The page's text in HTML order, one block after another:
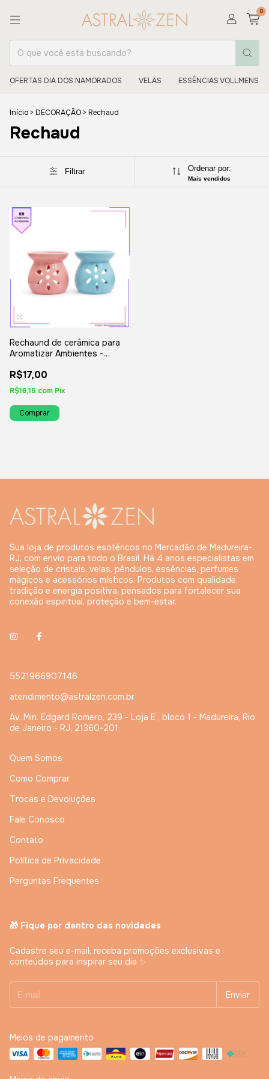
0
OFERTAS DIA DOS NAMORADOS VELAS ESSÊNCIAS VOLLMENS
Início > DECORAÇÃO > Rechaud
Rechaud
Filtrar Ordenar por:
Mais vendidos
Rechaund de cerâmica para
Aromatizar Ambientes -
Essências
R$17,00
R$16,15 com Pix
Comprar
Sua loja de produtos esotéricos no Mercadão de Madureira-
RJ, com envio para todo o Brasil. Há 4 anos especialistas em
seleção de cristais, velas, pêndulos, essências, perfumes
mágicos e acessórios místicos. Produtos com qualidade,
tradição e energia positiva, pensados para fortalecer sua
conexão espiritual, proteção e bem-estar.
5521966907146
atendimento@astralzen.com.br
Av. Min. Edgard Romero, 239 - Loja E , bloco 1 - Madureira, Rio
de Janeiro - RJ, 21360-201
Quem Somos
Como Comprar
Trocas e Devoluções
Fale Conosco
Contato
Política de Privacidade
Perguntas Frequentes
🎁 Fique por dentro das novidades
Cadastre seu e-mail, receba promoções exclusivas e
conteúdos para inspirar seu dia ✨
Meios de pagamento